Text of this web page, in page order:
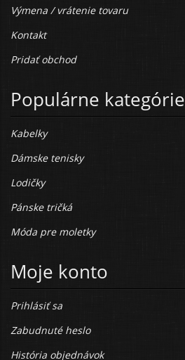
Výmena / vrátenie tovaru
Kontakt
Pridať obchod
Populárne kategórie
Kabelky
Dámske tenisky
Lodičky
Pánske tričká
Móda pre moletky
Moje konto
Prihlásiť sa
Zabudnuté heslo
História objednávok